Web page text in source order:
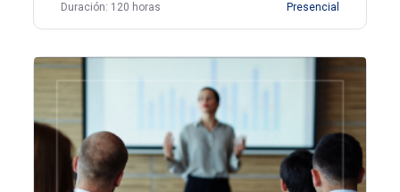
Duración: 120 horas Presencial